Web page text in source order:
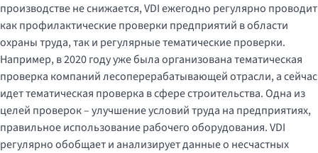
производстве не снижается, VDI ежегодно регулярно проводит
как профилактические проверки предприятий в области
охраны труда, так и регулярные тематические проверки.
Например, в 2020 году уже была организована тематическая
проверка компаний лесоперерабатывающей отрасли, а сейчас
идет тематическая проверка в сфере строительства. Одна из
целей проверок – улучшение условий труда на предприятиях,
правильное использование рабочего оборудования. VDI
регулярно обобщает и анализирует данные о несчастных